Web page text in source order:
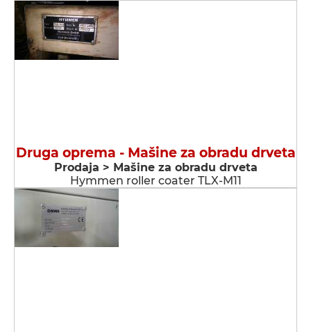
Druga oprema - Мašine za obradu drveta
Prodaja > Мašine za obradu drveta
Hymmen roller coater TLX-M11